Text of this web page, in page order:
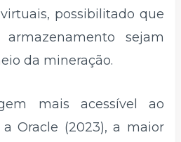
possibilitado que
sejam
da mineração.
mais acessível ao
Oracle (2023), a maior